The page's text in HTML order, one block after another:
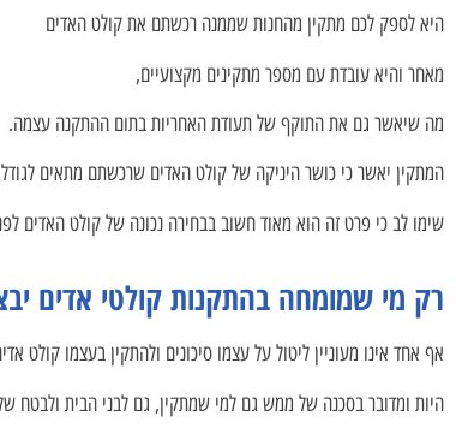
היא לספק לכם מתקין מהחנות שממנה רכשתם את קולט האדים
מאחר והיא עובדת עם מספר מתקינים מקצועיים,
מה שיאשר גם את התוקף של תעודת האחריות בתום ההתקנה עצמה.
המתקין יאשר כי כושר היניקה של קולט האדים שרכשתם מתאים
שימו לב כי פרט זה הוא מאוד חשוב בבחירה נכונה של קולט האדים
רק מי שמומחה בהתקנות קולטי אדים
אף אחד אינו מעוניין ליטול על עצמו סיכונים ולהתקין בעצמו קולט
היות ומדובר בסכנה של ממש גם למי שמתקין, גם לבני הבית ולבטח